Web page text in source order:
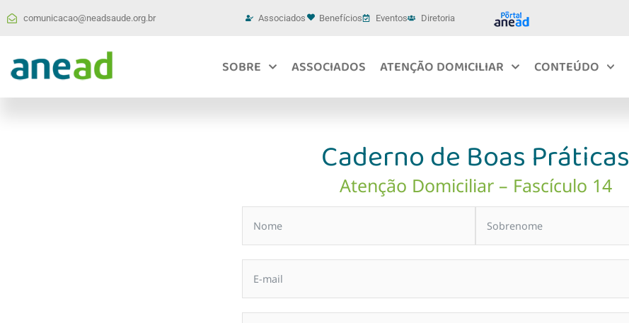
comunicacao@neadsaude.org.br Associados Benefícios Eventos Diretoria
SOBRE ASSOCIADOS ATENÇÃO DOMICILIAR CONTEÚDO
Caderno de Boas Práticas
Atenção Domiciliar – Fascículo 14